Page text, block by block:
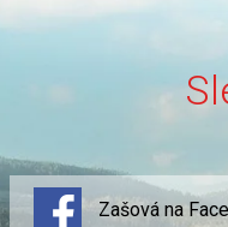
Zašová na